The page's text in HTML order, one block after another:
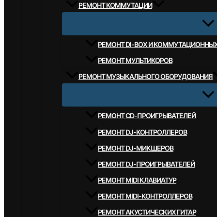
РЕМОНТ КОММУТАЦИИ
РЕМОНТ DI-BOX И
РЕМОНТ МУЛЬТИКОРОВ
РЕМОНТ МУЗЫКАЛЬНОГО ОБОРУДОВАНИЯ
РЕМОНТ CD-ПРОИГРЫВАТЕЛЕЙ
РЕМОНТ DJ-КОНТРОЛЛЕРОВ
РЕМОНТ DJ-МИКШЕРОВ
РЕМОНТ DJ-ПРОИГРЫВАТЕЛЕЙ
РЕМОНТ MIDI КЛАВИАТУР
РЕМОНТ MIDI-КОНТРОЛЛЕРОВ
РЕМОНТ АКУСТИЧЕСКИХ ГИТАР